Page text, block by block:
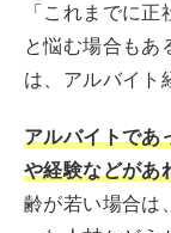
「これまでに
と悩む場合もあ
は、アルバイト
アルバイトであ
や経験などがあ
齢が若い場合は